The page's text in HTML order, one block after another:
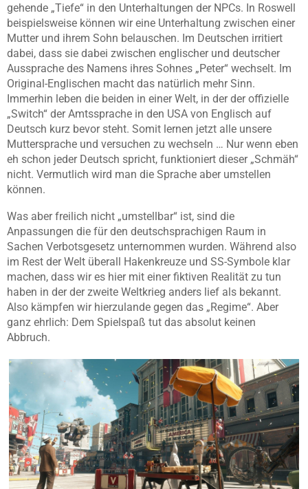
gehende „Tiefe“ in den Unterhaltungen der NPCs. In Roswell
beispielsweise können wir eine Unterhaltung zwischen einer
Mutter und ihrem Sohn belauschen. Im Deutschen irritiert
dabei, dass sie dabei zwischen englischer und deutscher
Aussprache des Namens ihres Sohnes „Peter“ wechselt. Im
Original-Englischen macht das natürlich mehr Sinn.
Immerhin leben die beiden in einer Welt, in der der offizielle
„Switch“ der Amtssprache in den USA von Englisch auf
Deutsch kurz bevor steht. Somit lernen jetzt alle unsere
Muttersprache und versuchen zu wechseln … Nur wenn eben
eh schon jeder Deutsch spricht, funktioniert dieser „Schmäh“
nicht. Vermutlich wird man die Sprache aber umstellen
können.
Was aber freilich nicht „umstellbar“ ist, sind die
Anpassungen die für den deutschsprachigen Raum in
Sachen Verbotsgesetz unternommen wurden. Während also
im Rest der Welt überall Hakenkreuze und SS-Symbole klar
machen, dass wir es hier mit einer fiktiven Realität zu tun
haben in der der zweite Weltkrieg anders lief als bekannt.
Also kämpfen wir hierzulande gegen das „Regime“. Aber
ganz ehrlich: Dem Spielspaß tut das absolut keinen
Abbruch.